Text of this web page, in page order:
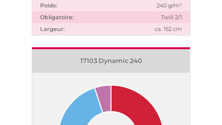
Poids:
240 g/m²
Obligatoire:
Twill 2/1
Largeur:
ca. 152 cm
17103 Dynamic 240